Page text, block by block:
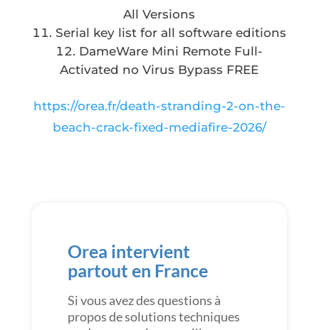
All Versions
Serial key list for all software editions
DameWare Mini Remote Full-
Activated no Virus Bypass FREE
https://orea.fr/death-stranding-2-on-the-
beach-crack-fixed-mediafire-2026/
Orea intervient
partout en France
Si vous avez des questions à
propos de solutions techniques